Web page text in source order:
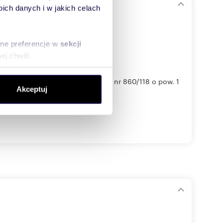
danych i w jakich celach
preferencje w sekcji
chwili.
społecznościowym,
od Ciebie lub
Akceptuj
pomieszczeń: 1 Grunt: dz. ewid. nr 860/118 o pow. 1